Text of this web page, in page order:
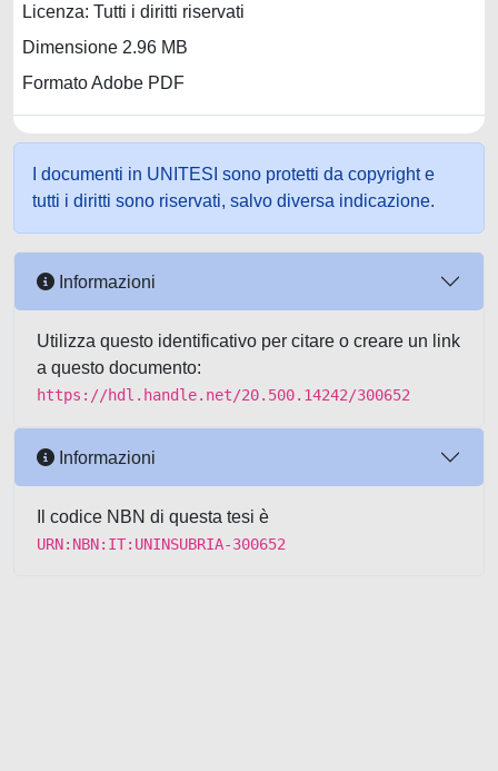
Licenza: Tutti i diritti riservati
Dimensione 2.96 MB
Formato Adobe PDF
I documenti in UNITESI sono protetti da copyright e
tutti i diritti sono riservati, salvo diversa indicazione.
Informazioni
Utilizza questo identificativo per citare o creare un link
a questo documento:
https://hdl.handle.net/20.500.14242/300652
Informazioni
Il codice NBN di questa tesi è
URN:NBN:IT:UNINSUBRIA-300652